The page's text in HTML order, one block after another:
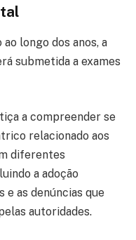
longo dos anos, a
submetida a exames
a compreender se
relacionado aos
diferentes
a adoção
as denúncias que
autoridades.